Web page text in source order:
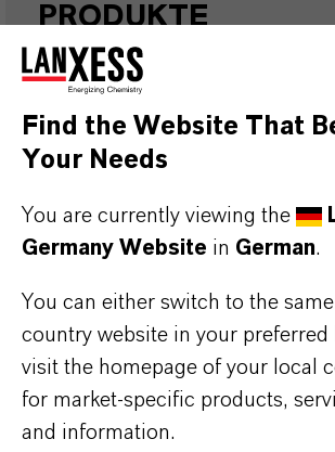
PRODUKTE
SYNTHETISCHE
EISENOXIDE VON LANXESS
ERHÄLTLICH?
WIE WERDEN EISENOXIDE
Find the Website That
Your Needs
You are currently viewing the
Germany Website in German.
You can either switch to the
country website in your preferred
visit the homepage of your local
for market-specific products,
and information.